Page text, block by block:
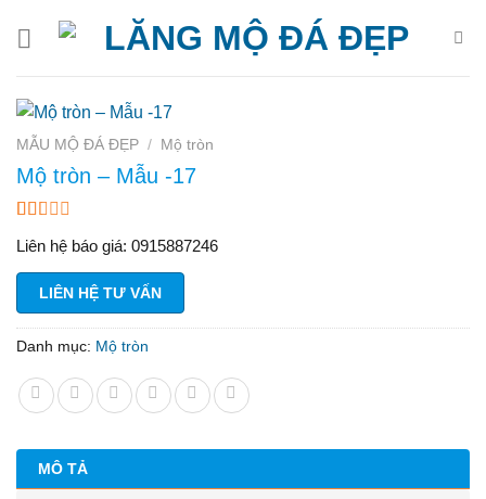
MẪU MỘ ĐÁ ĐẸP / Mộ tròn
Mộ tròn – Mẫu -17
trên
5
dựa
trên
giá
Liên hệ báo giá: 0915887246
LIÊN HỆ TƯ VẤN
Danh mục: Mộ tròn
MÔ TẢ